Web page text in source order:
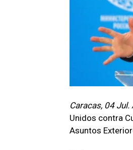
Caracas, 04 Jul.
Unidos contra
Asuntos